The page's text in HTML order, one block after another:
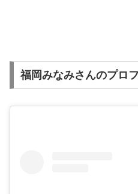
福岡みなみさんのプロ